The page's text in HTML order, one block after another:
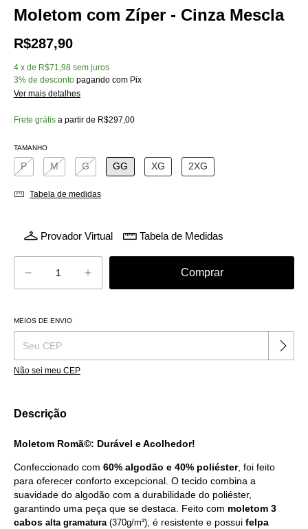
Moletom com Zíper - Cinza Mescla
R$287,90
4 x de R$71,98 sem juros
3% de desconto pagando com Pix
Ver mais detalhes
Frete grátis a partir de R$297,00
TAMANHO
P M G GG XG 2XG
Tabela de medidas
Provador Virtual Tabela de Medidas
Entregas para o CEP:
MEIOS DE ENVIO
Não sei meu CEP
Descrição
Moletom Romã©: Durável e Acolhedor!
Confeccionado com 60% algodão e 40% poliéster, foi feito
para oferecer conforto excepcional. O tecido combina a
suavidade do algodão com a durabilidade do poliéster,
garantindo uma peça que se destaca. Feito com moletom 3
cabos alta gramatura(370g/m²), é resistente e possui felpa